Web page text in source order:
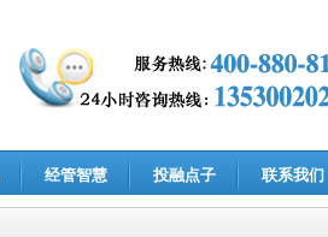
经管智慧 投融点子 联系我们